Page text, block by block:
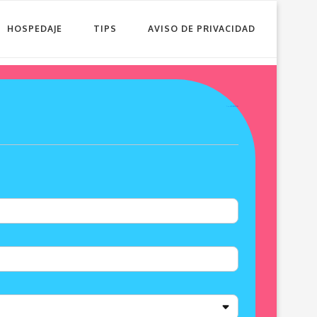
HOSPEDAJE TIPS AVISO DE PRIVACIDAD